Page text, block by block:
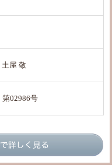
屋 敬
02986号